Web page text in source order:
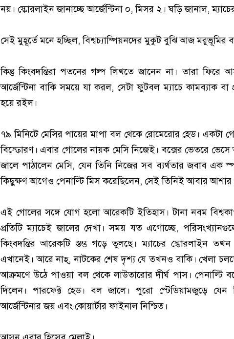
নয়। স্কোরলাইন জানাচ্ছে আর্জেন্টিনা ০, মিসর ২। ঘড়ি জানাল,
সেই মুহূর্তে মনে হচ্ছিল, বিশ্বচ্যাম্পিয়নদের মুকুট বুঝি আজ মরুভূমির
কিন্তু কিংবদন্তিরা পতনের গল্প লিখতে জানেন না। তারা
আর্জেন্টিনা বাকি সময়ে যা করল, সেটা ফুটবল ম্যাচে কামব্যাক বা
হয়ে রইল।
৭৯ মিনিটে মেসির পায়ের মাপা বল থেকে রোমেরোর হেড। একটা
বিস্ফোরণ। এবার গোলের নায়ক মেসি নিজেই। বক্সের ভেতরে
জালে পাঠালেন মেসি, যেন তিনি নিজের সব ব্যর্থতার জবাব এক
কিছুক্ষণ আগেও পেনাল্টি মিস করেছিলেন, সেই তিনিই আবার আশার
এই গোলের সঙ্গে যোগ হলো আরেকটি ইতিহাস। টানা নবম
প্রতিটি ম্যাচেই জালের দেখা। সময় যত এগোচ্ছে,
কিংবদন্তির আরেকটি স্তম্ভ গড়ে তুলছে। ম্যাচের স্কোরলাইন
এখানেই। আরে নাহ্, নাটকের শেষ দৃশ্য যে তখনও বাকি। খেলা
আক্রমণে উঠে পাওয়া বল থেকে লাউতারোর দীর্ঘ পাস। পেনাল্টি
দিলেন। পারফেক্ট হেড। বল জালে। পুরো স্টেডিয়ামজুড়ে
আর্জেন্টিনার জয় এবং কোয়ার্টার ফাইনাল নিশ্চিত।